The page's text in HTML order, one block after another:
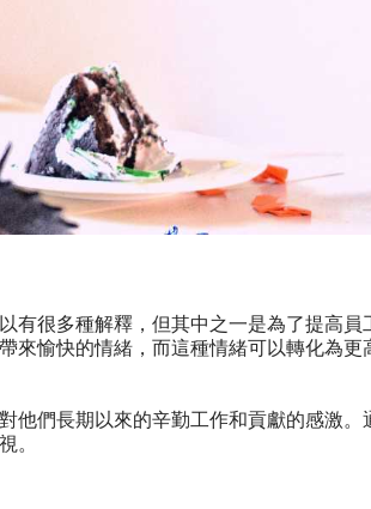
有很多種解釋，但其中之一是為了提高員
來愉快的情緒，而這種情緒可以轉化為更
他們長期以來的辛勤工作和貢獻的感激。
。